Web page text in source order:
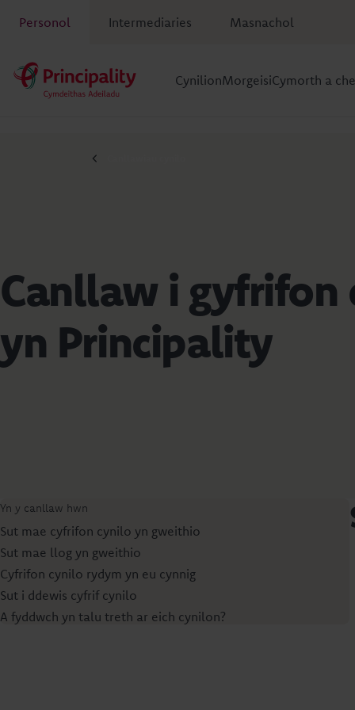
Personol Intermediaries Masnachol
CynilionMorgeisiCymorth a
Canllaw i gyfrifon
yn Principality
Yn y canllaw hwn
Sut mae cyfrifon cynilo yn gweithio
Sut mae llog yn gweithio
Cyfrifon cynilo rydym yn eu cynnig
Sut i ddewis cyfrif cynilo
A fyddwch yn talu treth ar eich cynilon?